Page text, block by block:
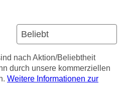
nach Aktion/Beliebtheit
durch unsere kommerziellen
Weitere Informationen zur